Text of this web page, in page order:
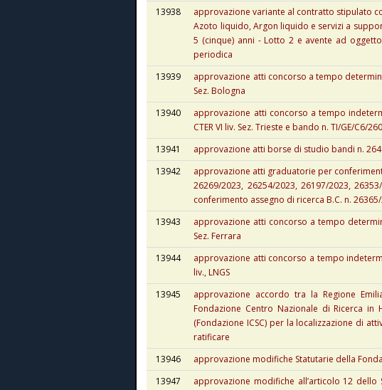
13938
approvazione variante al contratto stipulato
Azoto liquido, Argon liquido e servizi a
5 (cinque) anni - Lotto 2 e avente ad
periodica
13939
approvazione atti concorso a tempo
Sez. Bologna
13940
approvazione atti concorso a tempo
CTER VI liv. Sez. Trieste e bando n. TI/GE/C6/
13941
approvazione atti borse di studio bandi n.
13942
approvazione atti graduatorie per
26269/2023, 26254/2023, 26197/2023,
conferimento assegno di ricerca B.C. n.
13943
approvazione atti concorso a tempo
Sez. Ferrara
13944
approvazione atti concorso a tempo
liv., LNGS
13945
approvazione accordo tra la Regione
Fondazione Centro Nazionale di Ricerca in
(Fondazione ICSC) per la localizzazione di
ratificare
13946
approvazione modifiche Statutarie della
13947
approvazione modifiche all’articolo 12 dello